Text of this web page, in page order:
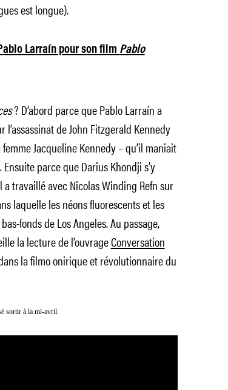
est longue).
Larraín pour son film Pablo
? D’abord parce que Pablo Larraín a
l’assassinat de John Fitzgerald Kennedy
Jacqueline Kennedy – qu’il maniait
parce que Darius Khondji s’y
travaillé avec Nicolas Winding Refn sur
laquelle les néons fluorescents et les
fonds de Los Angeles. Au passage,
la lecture de l’ouvrageConversation
la filmo onirique et révolutionnaire du
sortir à la mi-avril.